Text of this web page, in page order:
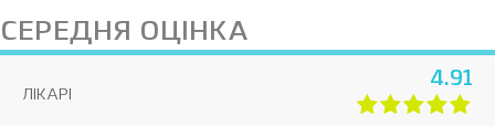
СЕРЕДНЯ ОЦІНКА
ЛІКАРІ
4.91